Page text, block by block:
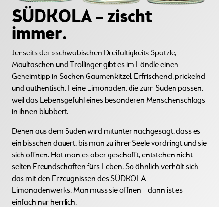
SÜDKOLA – zischt
immer.
Jenseits der »schwäbischen Dreifaltigkeit« Spätzle,
Maultaschen und Trollinger gibt es im Ländle einen
Geheimtipp in Sachen Gaumenkitzel. Erfrischend, prickelnd
und authentisch. Feine Limonaden, die zum Süden passen,
weil das Lebensgefühl eines besonderen Menschenschlags
in ihnen blubbert.
Denen aus dem Süden wird mitunter nachgesagt, dass es
ein bisschen dauert, bis man zu ihrer Seele vordringt und sie
sich öffnen. Hat man es aber geschafft, entstehen nicht
selten Freundschaften fürs Leben. So ähnlich verhält sich
das mit den Erzeugnissen des SÜDKOLA
Limonadenwerks. Man muss sie öffnen – dann ist es
einfach nur herrlich.